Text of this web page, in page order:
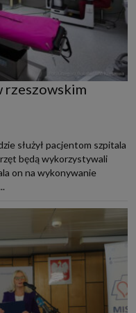
rzeszowskim
służył pacjentom szpitala
będą wykorzystywali
on na wykonywanie